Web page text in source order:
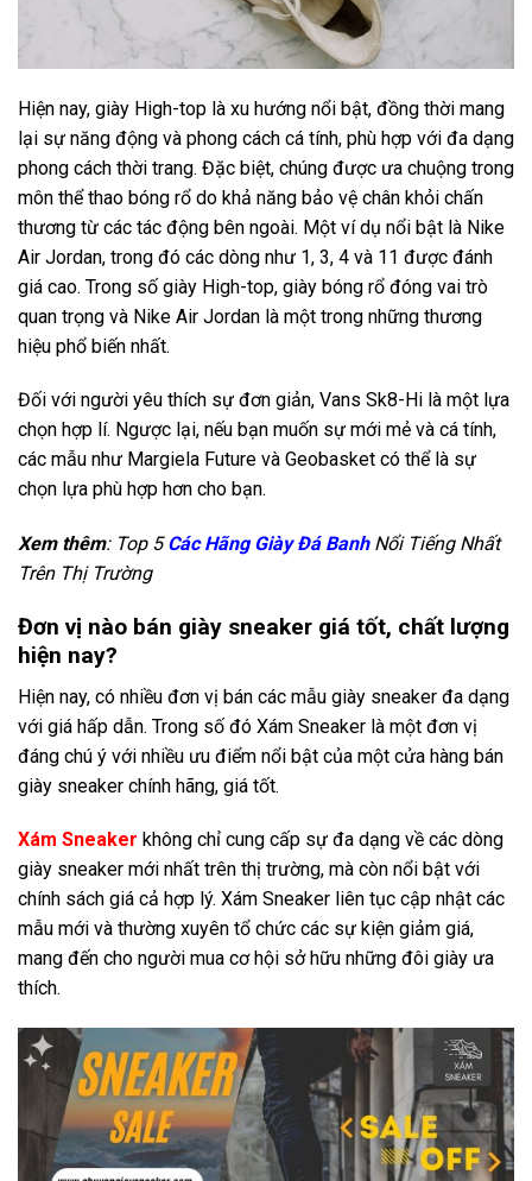
Hiện nay, giày High-top là xu hướng nổi bật, đồng thời mang
lại sự năng động và phong cách cá tính, phù hợp với đa dạng
phong cách thời trang. Đặc biệt, chúng được ưa chuộng trong
môn thể thao bóng rổ do khả năng bảo vệ chân khỏi chấn
thương từ các tác động bên ngoài. Một ví dụ nổi bật là Nike
Air Jordan, trong đó các dòng như 1, 3, 4 và 11 được đánh
giá cao. Trong số giày High-top, giày bóng rổ đóng vai trò
quan trọng và Nike Air Jordan là một trong những thương
hiệu phổ biến nhất.
Đối với người yêu thích sự đơn giản, Vans Sk8-Hi là một lựa
chọn hợp lí. Ngược lại, nếu bạn muốn sự mới mẻ và cá tính,
các mẫu như Margiela Future và Geobasket có thể là sự
chọn lựa phù hợp hơn cho bạn.
Xem thêm: Top 5Các Hãng Giày Đá Banh Nổi Tiếng Nhất
Trên Thị Trường
Đơn vị nào bán giày sneaker giá tốt, chất lượng
hiện nay?
Hiện nay, có nhiều đơn vị bán các mẫu giày sneaker đa dạng
với giá hấp dẫn. Trong số đó Xám Sneaker là một đơn vị
đáng chú ý với nhiều ưu điểm nổi bật của một cửa hàng bán
giày sneaker chính hãng, giá tốt.
Xám Sneaker không chỉ cung cấp sự đa dạng về các dòng
giày sneaker mới nhất trên thị trường, mà còn nổi bật với
chính sách giá cả hợp lý. Xám Sneaker liên tục cập nhật các
mẫu mới và thường xuyên tổ chức các sự kiện giảm giá,
mang đến cho người mua cơ hội sở hữu những đôi giày ưa
thích.